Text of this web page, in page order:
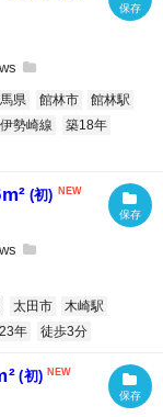
県 館林市
館林駅
勢崎線
築18年
(初)
太田市
木崎駅
年 徒歩3分
(初)